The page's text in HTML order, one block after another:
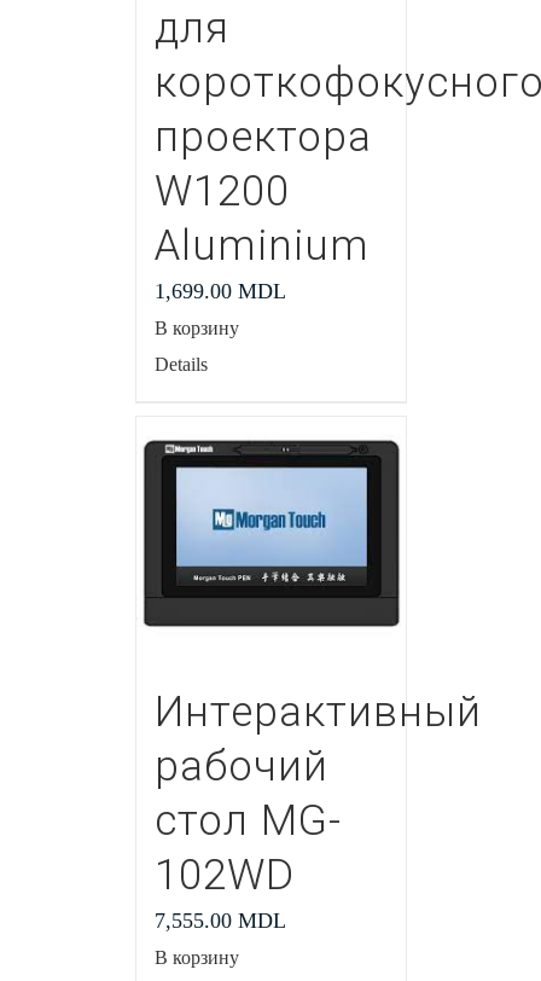
для
проектора
W1200
Aluminium
1,699.00 MDL
В корзину
Details
Интерактивный
рабочий
стол MG-
102WD
7,555.00 MDL
В корзину